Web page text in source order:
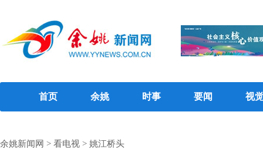
首页 余姚 时事 要闻 视
余姚新闻网 > 看电视 > 姚江桥头